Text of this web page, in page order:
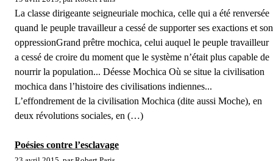
La classe dirigeante seigneuriale mochica, celle qui a été renversée
quand le peuple travailleur a cessé de supporter ses exactions et son
oppressionGrand prêtre mochica, celui auquel le peuple travailleur
a cessé de croire du moment que le système n’était plus capable de
nourrir la population... Déesse Mochica Où se situe la civilisation
mochica dans l’histoire des civilisations indiennes...
L’effondrement de la civilisation Mochica (dite aussi Moche), en
deux révolutions sociales, en (…)
Poésies contre l’esclavage